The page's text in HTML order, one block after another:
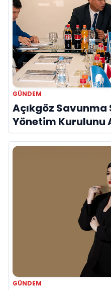
GÜNDEM
Açıkgöz Savunma
Yönetim Kurulunu
Savunma
Vurgusu
GÜNDEM